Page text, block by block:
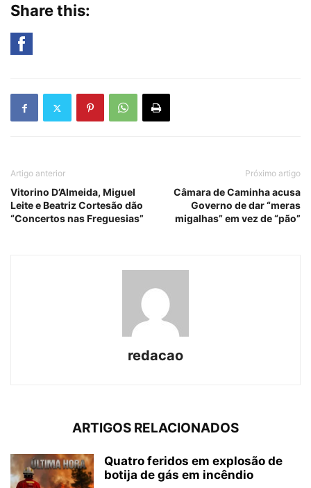
Share this:
Artigo anterior
Vitorino D’Almeida, Miguel
Leite e Beatriz Cortesão dão
“Concertos nas Freguesias”
Próximo artigo
Câmara de Caminha acusa
Governo de dar “meras
migalhas” em vez de “pão”
redacao
ARTIGOS RELACIONADOS
Quatro feridos em explosão de
botija de gás em incêndio